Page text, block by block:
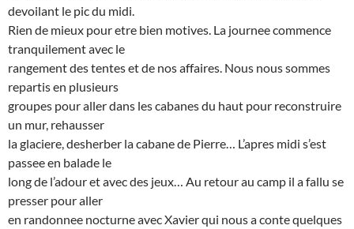
devoilant le pic du midi.
Rien de mieux pour etre bien motives. La journee commence
tranquilement avec le
rangement des tentes et de nos affaires. Nous nous sommes
repartis en plusieurs
groupes pour aller dans les cabanes du haut pour reconstruire
un mur, rehausser
la glaciere, desherber la cabane de Pierre… L’apres midi s’est
passee en balade le
long de l’adour et avec des jeux… Au retour au camp il a fallu se
presser pour aller
en randonnee nocturne avec Xavier qui nous a conte quelques